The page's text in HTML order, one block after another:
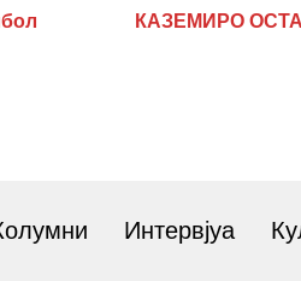
КАЗЕМИРО
Интервјуа